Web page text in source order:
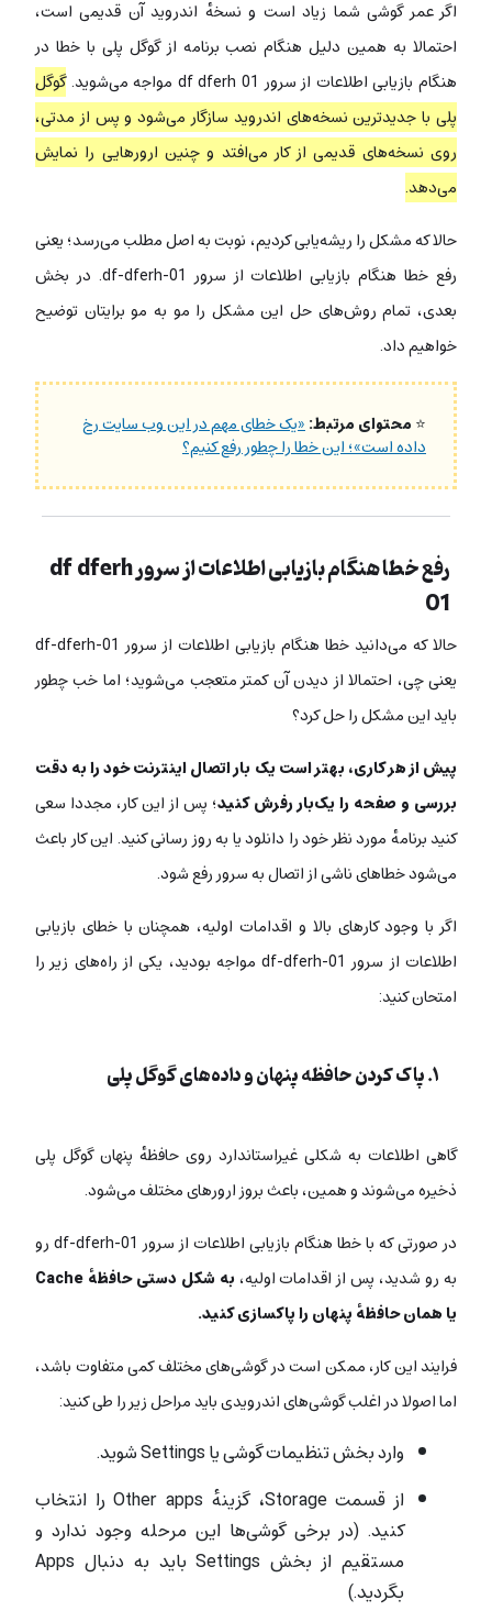
اگر عمر گوشی شما زیاد است و نسخه‌ٔ اندروید آن قدیمی است،
احتمالا به همین دلیل هنگام نصب برنامه از گوگل پلی با خطا در
هنگام بازیابی اطلاعات از سرور df dferh 01 مواجه می‌شوید.
گوگل
پلی با جدیدترین نسخه‌های اندروید سازگار می‌شود و پس از مدتی،
روی نسخه‌های قدیمی از کار می‌افتد و چنین ارورهایی را نمایش
می‌دهد.
حالا که مشکل را ریشه‌یابی کردیم، نوبت به اصل مطلب می‌رسد؛ یعنی
رفع خطا هنگام بازیابی اطلاعات از سرور df-dferh-01. در بخش
بعدی، تمام روش‌های حل این مشکل را مو به مو برایتان توضیح
خواهیم داد.
⭐محتوای مرتبط:«یک خطای مهم در این وب سایت رخ
داده است»؛ این خطا را چطور رفع کنیم؟
رفع خطا هنگام بازیابی اطلاعات از سرور df dferh
01
حالا که می‌دانید خطا هنگام بازیابی اطلاعات از سرور df-dferh-01
یعنی چی، احتمالا از دیدن آن کمتر متعجب می‌شوید؛ اما خب چطور
باید این مشکل را حل کرد؟‌
پیش از هر کاری، بهتر است یک بار اتصال اینترنت خود را به دقت
بررسی و صفحه را یک‌بار رفرش کنید؛ پس از این کار، مجددا سعی
کنید برنامهٔ مورد نظر خود را دانلود یا به روز رسانی کنید. این کار باعث
می‌شود خطاهای ناشی از اتصال به سرور رفع شود.
اگر با وجود کارهای بالا و اقدامات اولیه، همچنان با خطای بازیابی
اطلاعات از سرور df-dferh-01 مواجه بودید، یکی از راه‌های زیر را
امتحان کنید:
۱. پاک کردن حافظه پنهان و داده‌های گوگل پلی
گاهی اطلاعات به شکلی غیراستاندارد روی حافظهٔ پنهان گوگل پلی
ذخیره می‌شوند و همین، باعث بروز ارورهای مختلف می‌شود.
در صورتی که با خطا هنگام بازیابی اطلاعات از سرور df-dferh-01 رو
به رو شدید، پس از اقدامات اولیه،
به شکل دستی حافظهٔ Cache
یا همان حافظهٔ پنهان را پاکسازی کنید.
فرایند این کار، ممکن است در گوشی‌های مختلف کمی متفاوت باشد،
اما اصولا در اغلب گوشی‌های اندرویدی باید مراحل زیر را طی کنید:
وارد بخش تنظیمات گوشی یا Settings شوید.
از قسمت Storage، گزینهٔ Other apps را انتخاب
کنید. (در برخی گوشی‌ها این مرحله وجود ندارد و
مستقیم از بخش Settings باید به دنبال Apps
بگردید.)